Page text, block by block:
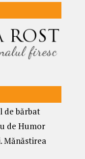
de bărbat
de Humor
Mănăstirea